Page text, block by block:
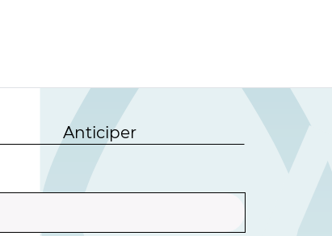
Anticiper